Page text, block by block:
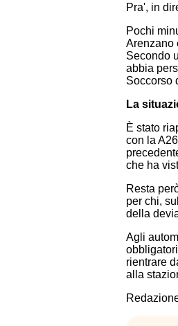
Pra', in
Pochi
Arenzano
Secondo
abbia
Soccorso
La
È stato
con la
che ha
Resta
per chi,
della
Agli
rientrare
alla